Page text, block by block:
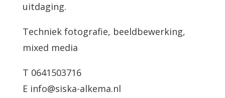
uitdaging.
Techniek fotografie, beeldbewerking,
mixed media
T 0641503716
E info@siska-alkema.nl